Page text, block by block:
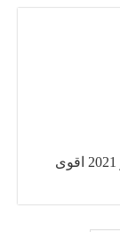
عروض نورى السعودية اليوم الثلاثاء 2 فبراير 2021 اقوى